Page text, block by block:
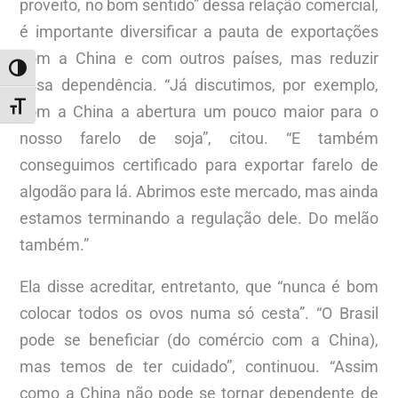
ALTERNAR ALTO CONTRASTE
ALTERNAR TAMANHO DA FONTE
proveito, no bom sentido” dessa relação comercial,
é importante diversificar a pauta de exportações
com a China e com outros países, mas reduzir
essa dependência. “Já discutimos, por exemplo,
com a China a abertura um pouco maior para o
nosso farelo de soja”, citou. “E também
conseguimos certificado para exportar farelo de
algodão para lá. Abrimos este mercado, mas ainda
estamos terminando a regulação dele. Do melão
também.”
Ela disse acreditar, entretanto, que “nunca é bom
colocar todos os ovos numa só cesta”. “O Brasil
pode se beneficiar (do comércio com a China),
mas temos de ter cuidado”, continuou. “Assim
como a China não pode se tornar dependente de